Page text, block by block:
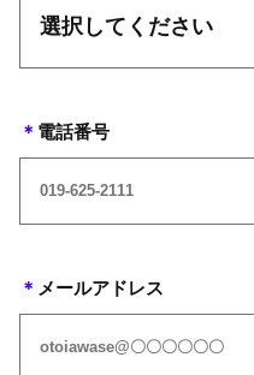
＊ 電話番号
＊ メールアドレス